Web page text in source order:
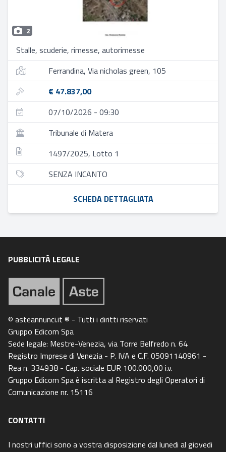
2
Stalle, scuderie, rimesse, autorimesse
Ferrandina, Via nicholas green, 105
€ 47.837,00
07/10/2026 - 09:30
Tribunale di Matera
1497/2025, Lotto 1
SENZA INCANTO
SCHEDA DETTAGLIATA
PUBBLICITÀ LEGALE
© asteannunci.it ® - Tutti i diritti riservati
Gruppo Edicom Spa
Sede legale: Mestre-Venezia, via Torre Belfredo n. 64
Registro Imprese di Venezia - P. IVA e C.F. 05091140961 -
Rea n. 334938 - Cap. sociale EUR 100.000,00 i.v.
Gruppo Edicom Spa è iscritta al Registro degli Operatori di
Comunicazione nr. 15116
CONTATTI
I nostri uffici sono a vostra disposizione dal lunedi al giovedi